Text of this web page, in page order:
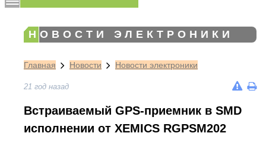
НОВОСТИ ЭЛЕКТРОНИКИ
Главная Новости Новости электроники
21 год назад
Встраиваемый GPS-приемник в SMD
исполнении от XEMICS RGPSM202